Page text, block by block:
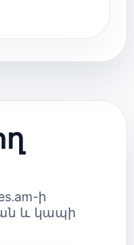
ի
և կապի